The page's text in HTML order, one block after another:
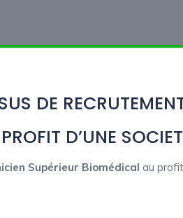
DE
D’UNE
Supérieur Biomédical au